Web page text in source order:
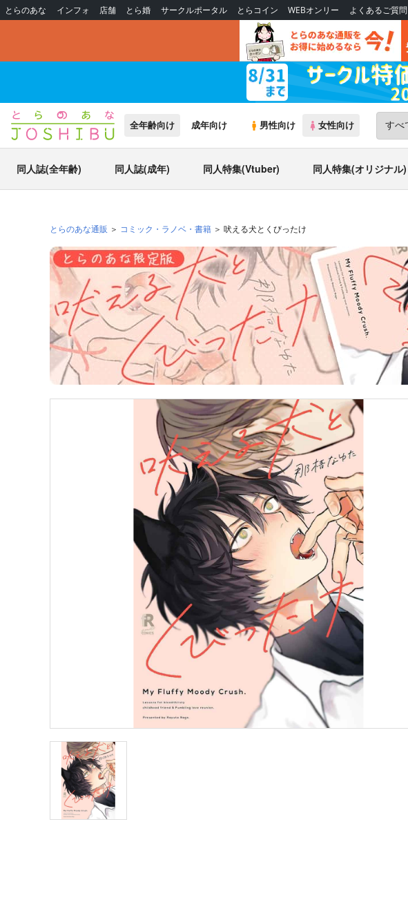
とらのあな インフォ 店舗 とら婚 サークルポータル とらコイン WEBオンリー よくあるご質問
全年齢向け 成年向け 男性向け 女性向け
同人誌(全年齢) 同人誌(成年) 同人特集(Vtuber) 同人特集(オリジナル)
とらのあな通販 コミック・ラノベ・書籍 吠える犬とくびったけ